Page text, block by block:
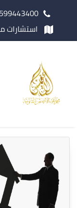
استشارات